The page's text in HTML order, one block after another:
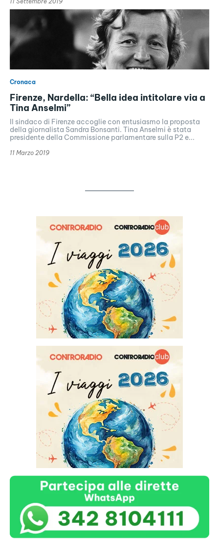
Cronaca
Firenze, Nardella: “Bella idea intitolare via a
Tina Anselmi”
Il sindaco di Firenze accoglie con entusiasmo la proposta
della giornalista Sandra Bonsanti. Tina Anselmi è stata
presidente della Commissione parlamentare sulla P2 e...
11 Marzo 2019